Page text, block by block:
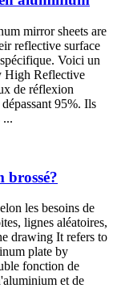
mirror sheets are
reflective surface
Voici un
High Reflective
de réflexion
95%. Ils
...
brossé?
les besoins de
lignes aléatoires,
drawing It refers to
plate by
fonction de
et de